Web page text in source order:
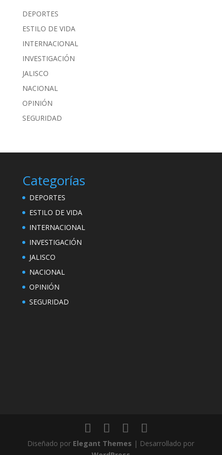
DEPORTES
ESTILO DE VIDA
INTERNACIONAL
INVESTIGACIÓN
JALISCO
NACIONAL
OPINIÓN
SEGURIDAD
Categorías
DEPORTES
ESTILO DE VIDA
INTERNACIONAL
INVESTIGACIÓN
JALISCO
NACIONAL
OPINIÓN
SEGURIDAD
Diseñado por Elegant Themes | Desarrollado por